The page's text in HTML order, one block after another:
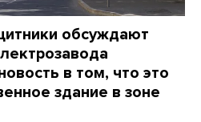
обсуждают
в том, что это
здание в зоне